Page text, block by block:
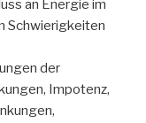
an Energie im
Schwierigkeiten
der
Impotenz,